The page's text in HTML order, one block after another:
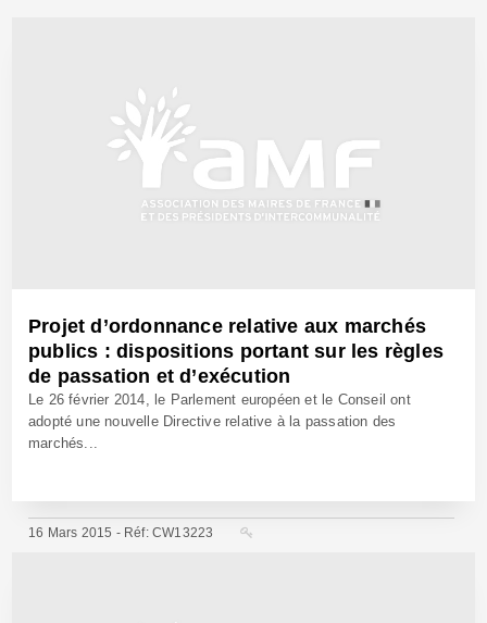
Projet d’ordonnance relative aux marchés
publics : dispositions portant sur les règles
de passation et d’exécution
Le 26 février 2014, le Parlement européen et le Conseil ont
adopté une nouvelle Directive relative à la passation des
marchés...
16 Mars 2015 - Réf: CW13223